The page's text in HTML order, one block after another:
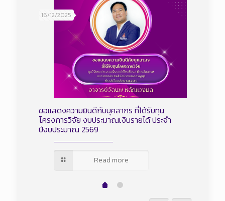
16/12/2025
ขอแสดงความยินดีกับบุคลากร ที่ได้รับทุน
โครงการวิจัย งบประมาณเงินรายได้ ประจำ
ปีงบประมาณ 2569
Read more